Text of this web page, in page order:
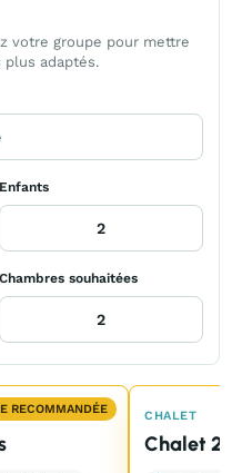
votre groupe pour mettre
adaptés.
Enfants
Chambres souhaitées
RECOMMANDÉE CHALET
Chalet 2